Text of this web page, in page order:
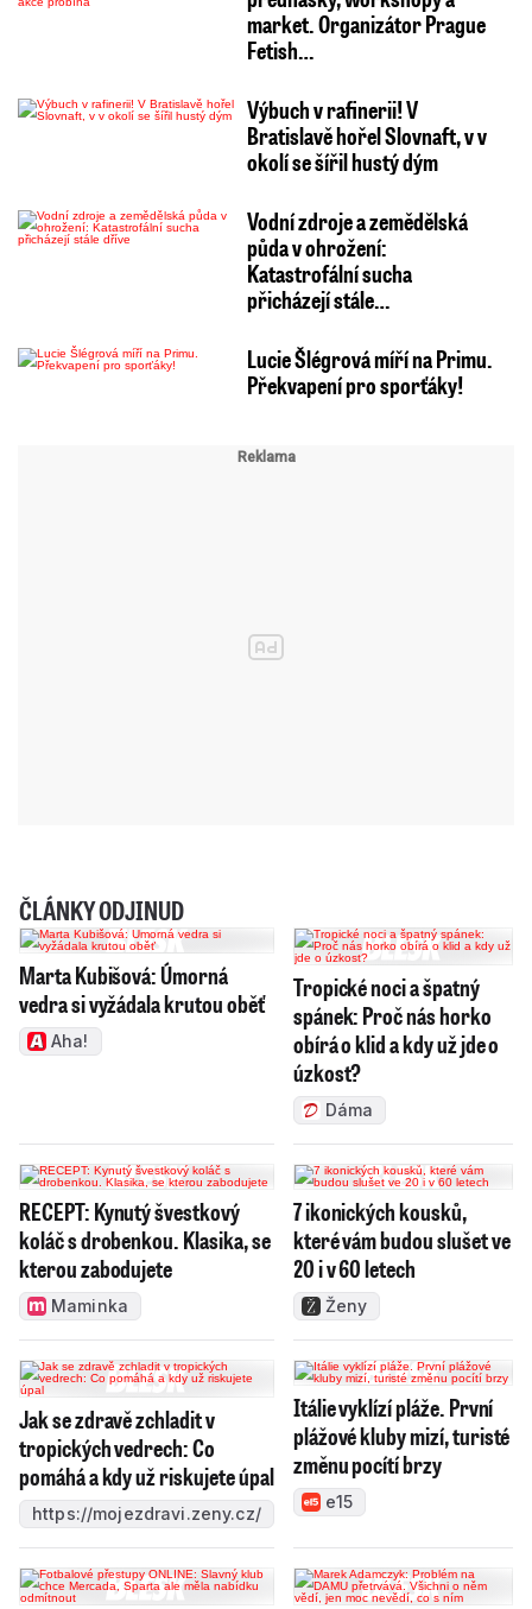
market. Organizátor Prague
Fetish…
Výbuch v rafinerii! V
Bratislavě hořel Slovnaft, v v
okolí se šířil hustý dým
Vodní zdroje a zemědělská
půda v ohrožení:
Katastrofální sucha
přicházejí stále…
Lucie Šlégrová míří na Primu.
Překvapení pro sporťáky!
ČLÁNKY ODJINUD
Marta Kubišová: Úmorná
vedra si vyžádala krutou oběť
Aha!
Tropické noci a špatný
spánek: Proč nás horko
obírá o klid a kdy už jde o
úzkost?
Dáma
RECEPT: Kynutý švestkový
koláč s drobenkou. Klasika, se
kterou zabodujete
Maminka
7 ikonických kousků,
které vám budou slušet ve
20 i v 60 letech
Ženy
Jak se zdravě zchladit v
tropických vedrech: Co
pomáhá a kdy už riskujete úpal
https://mojezdravi.zeny.cz/
Itálie vyklízí pláže. První
plážové kluby mizí, turisté
změnu pocítí brzy
e15